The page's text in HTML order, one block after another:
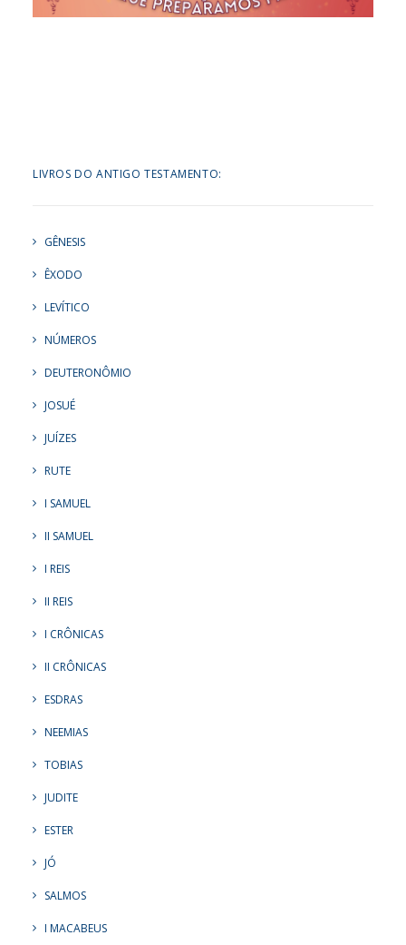
LIVROS DO ANTIGO TESTAMENTO:
GÊNESIS
ÊXODO
LEVÍTICO
NÚMEROS
DEUTERONÔMIO
JOSUÉ
JUÍZES
RUTE
I SAMUEL
II SAMUEL
I REIS
II REIS
I CRÔNICAS
II CRÔNICAS
ESDRAS
NEEMIAS
TOBIAS
JUDITE
ESTER
JÓ
SALMOS
I MACABEUS